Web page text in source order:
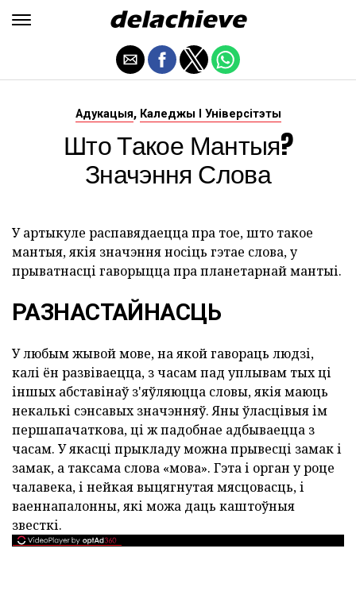
Адукацыя, Каледжы І Універсітэты
Што Такое Мантыя?
Значэння Слова
У артыкуле распавядаецца пра тое, што такое
мантыя, якія значэння носіць гэтае слова, у
прыватнасці гаворыцца пра планетарнай мантыі.
РАЗНАСТАЙНАСЦЬ
У любым жывой мове, на якой гавораць людзі,
калі ён развіваецца, з часам пад уплывам тых ці
іншых абставінаў з'яўляюцца словы, якія маюць
некалькі сэнсавых значэнняў. Яны ўласцівыя ім
першапачаткова, ці ж падобнае адбываецца з
часам. У якасці прыкладу можна прывесці замак і
замак, а таксама слова «мова». Гэта і орган у роце
чалавека, і нейкая выцягнутая мясцовасць, і
ваеннапалонны, які можа даць каштоўныя
звесткі.